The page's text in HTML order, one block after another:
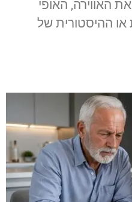
האווירה, האופי
או ההיסטורית של